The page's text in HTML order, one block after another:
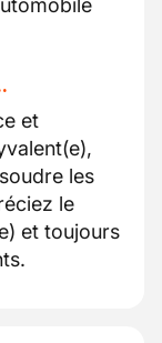
et
les
le
et toujours